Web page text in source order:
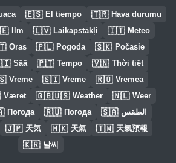
🇪🇸 El tiempo 🇹🇷 Hava durumu
Ilm 🇱🇻 Laikapstākļi 🇮🇹 Meteo
Oras 🇵🇱 Pogoda 🇸🇰 Počasie
Sää 🇵🇹 Tempo 🇻🇳 Thời tiết
Vreme 🇸🇮 Vreme 🇷🇴 Vremea
Været 🇬🇧🇺🇸 Weather 🇳🇱 Weer
Погода 🇷🇺 Погода 🇸🇦 الطقس
🇯🇵 天気 🇭🇰 天氣 🇹🇼 天氣預報
🇰🇷 날씨